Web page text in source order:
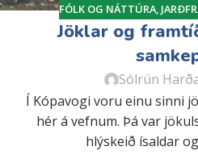
FÓLK OG NÁTTÚRA,
Jöklar og
Sólrún
Í Kópavogi voru einu sinni
hér á vefnum. Þá var
hlýskeið ísaldar